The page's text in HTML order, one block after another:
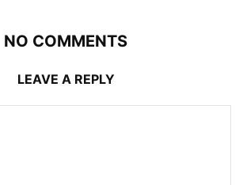
NO COMMENTS
LEAVE A REPLY